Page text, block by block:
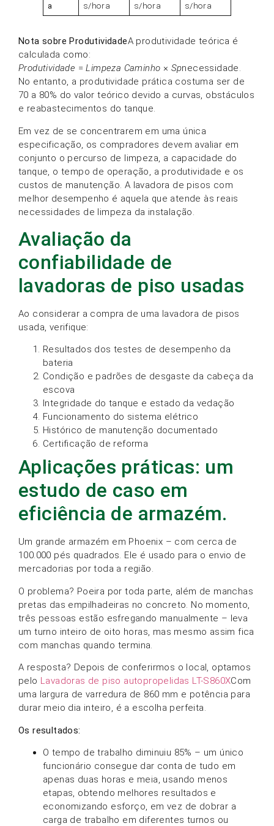
a
s/hora
s/hora
s/hora
Nota sobre ProdutividadeA produtividade teórica é
calculada como:
Produtividade = Limpeza Caminho × Spnecessidade.
No entanto, a produtividade prática costuma ser de
70 a 80% do valor teórico devido a curvas, obstáculos
e reabastecimentos do tanque.
Em vez de se concentrarem em uma única
especificação, os compradores devem avaliar em
conjunto o percurso de limpeza, a capacidade do
tanque, o tempo de operação, a produtividade e os
custos de manutenção. A lavadora de pisos com
melhor desempenho é aquela que atende às reais
necessidades de limpeza da instalação.
Avaliação da
confiabilidade de
lavadoras de piso usadas
Ao considerar a compra de uma lavadora de pisos
usada, verifique:
Resultados dos testes de desempenho da
bateria
Condição e padrões de desgaste da cabeça da
escova
Integridade do tanque e estado da vedação
Funcionamento do sistema elétrico
Histórico de manutenção documentado
Certificação de reforma
Aplicações práticas: um
estudo de caso em
eficiência de armazém.
Um grande armazém em Phoenix – com cerca de
100.000 pés quadrados. Ele é usado para o envio de
mercadorias por toda a região.
O problema? Poeira por toda parte, além de manchas
pretas das empilhadeiras no concreto. No momento,
três pessoas estão esfregando manualmente – leva
um turno inteiro de oito horas, mas mesmo assim fica
com manchas quando termina.
A resposta? Depois de conferirmos o local, optamos
pelo Lavadoras de piso autopropelidas LT-S860XCom
uma largura de varredura de 860 mm e potência para
durar meio dia inteiro, é a escolha perfeita.
Os resultados:
O tempo de trabalho diminuiu 85% – um único
funcionário consegue dar conta de tudo em
apenas duas horas e meia, usando menos
etapas, obtendo melhores resultados e
economizando esforço, em vez de dobrar a
carga de trabalho em diferentes turnos ou